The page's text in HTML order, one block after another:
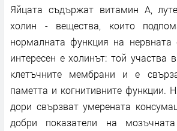
Яйцата съдържат витамин А,
холин - вещества, които
нормалната функция на нервната
интересен е холинът: той участва
клетъчните мембрани и е
паметта и когнитивните функции.
дори свързват умерената
добри показатели на